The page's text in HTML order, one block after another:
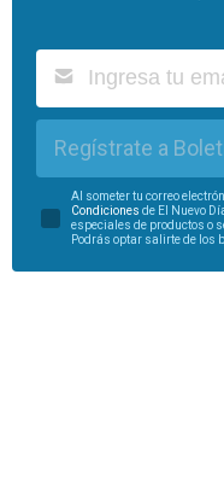
Regístrate a
Al someter tu correo
Condiciones de El Nuevo
especiales de productos o
Podrás optar salirte de los